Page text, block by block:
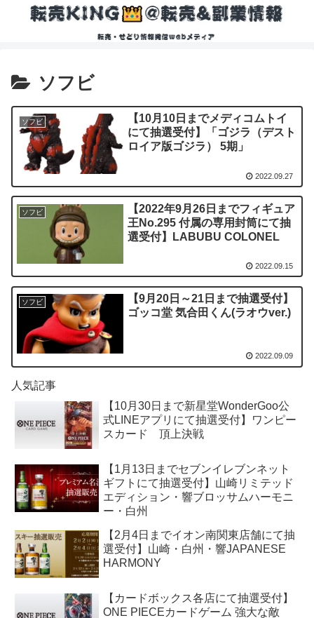
ソフビ
ソフビ
【10月10日までメディコムトイ
にて抽選受付】「ゴジラ（デスト
ロイア版ゴジラ） 5期」
2022.09.27
ソフビ
【2022年9月26日までフィギュア
王No.295 付属の専用封筒にて抽
選受付】LABUBU COLONEL
2022.09.15
ソフビ
【9月20日～21日まで抽選受付】
ゴッコ堂 気合田くん(ラオウver.)
2022.09.09
人気記事
【10月30日まで新星堂WonderGoo公
式LINEアプリにて抽選受付】ワンピー
スカード 頂上決戦
【1月13日までセブンイレブンネット
ギフトにて抽選受付】山崎リミテッド
エディション・響ブロッサムハーモニ
ー・白州
【2月4日までイオン南関東店舗にて抽
選受付】山崎・白州・響JAPANESE
HARMONY
【カードボックス各店にて抽選受付】
ONE PIECEカードゲーム 強大な敵